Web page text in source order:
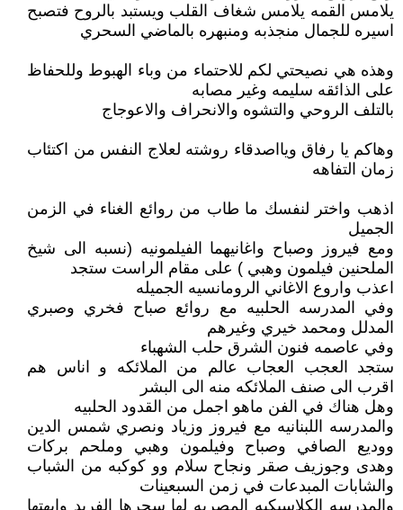
يلامس القمه يلامس شغاف القلب ويستبد بالروح فتصبح
اسيره للجمال منجذبه ومنبهره بالماضي السحري
وهذه هي نصيحتي لكم للاحتماء من وباء الهبوط وللحفاظ
على الذائقه سليمه وغير مصابه
بالتلف الروحي والتشوه والانحراف والاعوجاج
وهاكم يا رفاق ويااصدقاء روشته لعلاج النفس من اكتئاب
زمان التفاهه
اذهب واختر لنفسك ما طاب من روائع الغناء في الزمن
الجميل
ومع فيروز وصباح واغانيهما الفيلمونيه (نسبه الى شيخ
الملحنين فيلمون وهبي ) على مقام الراست ستجد
اعذب واروع الاغاني الرومانسيه الجميله
وفي المدرسه الحلبيه مع روائع صباح فخري وصبري
المدلل ومحمد خيري وغيرهم
وفي عاصمه فنون الشرق حلب الشهباء
ستجد العجب العجاب عالم من الملائكه و اناس هم
اقرب الى صنف الملائكه منه الى البشر
وهل هناك في الفن ماهو اجمل من القدود الحلبيه
والمدرسه اللبنانيه مع فيروز وزياد ونصري شمس الدين
ووديع الصافي وصباح وفيلمون وهبي وملحم بركات
وهدى وجوزيف صقر ونجاح سلام وو كوكبه من الشباب
والشابات المبدعات في زمن السبعينات
والمدرسه الكلاسيكيه المصريه لها سحرها الفريد وابهتها